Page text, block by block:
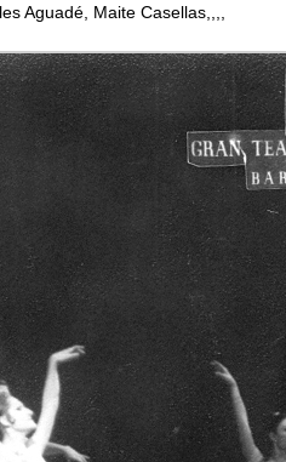
Aguadé, Maite Casellas,,,,